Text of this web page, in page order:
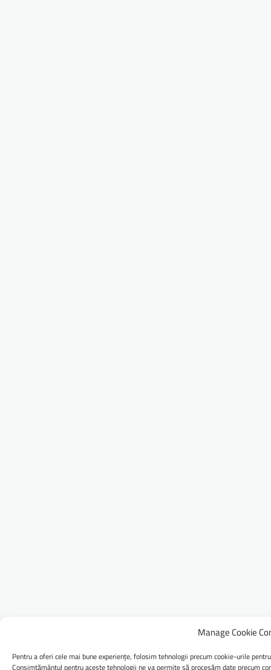
Manage Cookie
Pentru a oferi cele mai bune experiențe, folosim tehnologii precum cookie-urile
Consimțământul pentru aceste tehnologii ne va permite să procesăm date precum